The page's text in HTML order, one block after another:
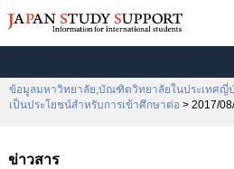
ข้อมูลมหาวิทยาลัย,บัณฑิตวิทยาลัยในประเทศญี่
เป็นประโยชน์สำหรับการเข้าศึกษาต่อ > 2017/
ข่าวสาร